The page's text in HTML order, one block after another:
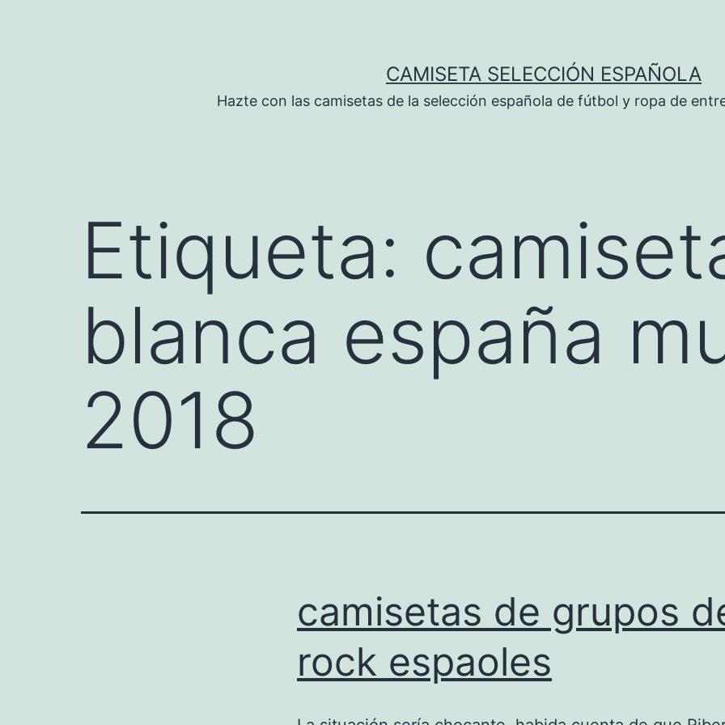
CAMISETA SELECCIÓN ESPAÑOLA
Hazte con las camisetas de la selección española de fútbol y ropa de
Etiqueta:
blanca españa
2018
camisetas de grupos
rock espaoles